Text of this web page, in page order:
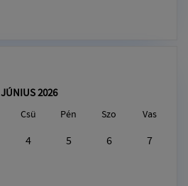
JÚNIUS 2026
Csü Pén Szo Vas
4 5 6 7